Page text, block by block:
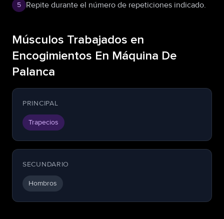
5 Repite durante el número de repeticiones indicado.
Músculos Trabajados en
Encogimientos En Máquina De
Palanca
PRINCIPAL
Trapecios
SECUNDARIO
Hombros